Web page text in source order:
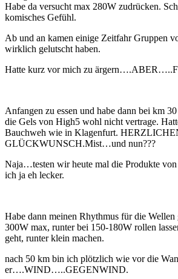
Habe da versucht max 280W zudrücken.
komisches Gefühl.
Ab und an kamen einige Zeitfahr Gruppen
wirklich gelutscht haben.
Hatte kurz vor mich zu
Anfangen zu essen und habe dann bei km
die Gels von High5 wohl nicht vertrage.
Bauchweh wie in Klagenfurt.
GLÜCKWUNSCH.Mist…und nun???
Naja…testen wir heute mal die Produkte
ich ja eh lecker.
Habe dann meinen Rhythmus für die
300W max, runter bei 150-180W rollen
geht, runter klein machen.
nach 50 km bin ich plötzlich wie vor die
er….WIND…..GEGENWIND.